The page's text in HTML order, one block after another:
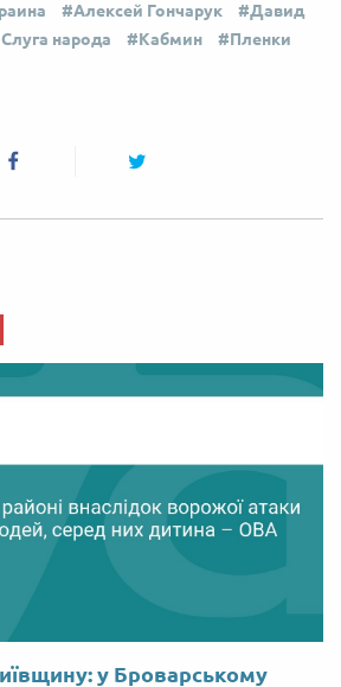
Алексей Гончарук
Давид
народа Кабмин
Пленки
у Броварському